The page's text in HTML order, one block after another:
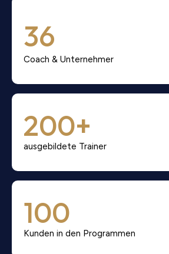
36
Coach & Unternehmer
200+
ausgebildete Trainer
100
Kunden in den Programmen